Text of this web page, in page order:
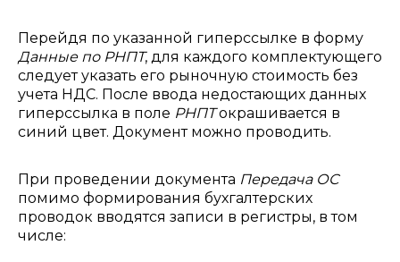
Перейдя по указанной гиперссылке в форму
Данные по РНПТ, для каждого комплектующего
следует указать его рыночную стоимость без
учета НДС. После ввода недостающих данных
гиперссылка в поле РНПТокрашивается в
синий цвет. Документ можно проводить.
При проведении документа Передача ОС
помимо формирования бухгалтерских
проводок вводятся записи в регистры, в том
числе: